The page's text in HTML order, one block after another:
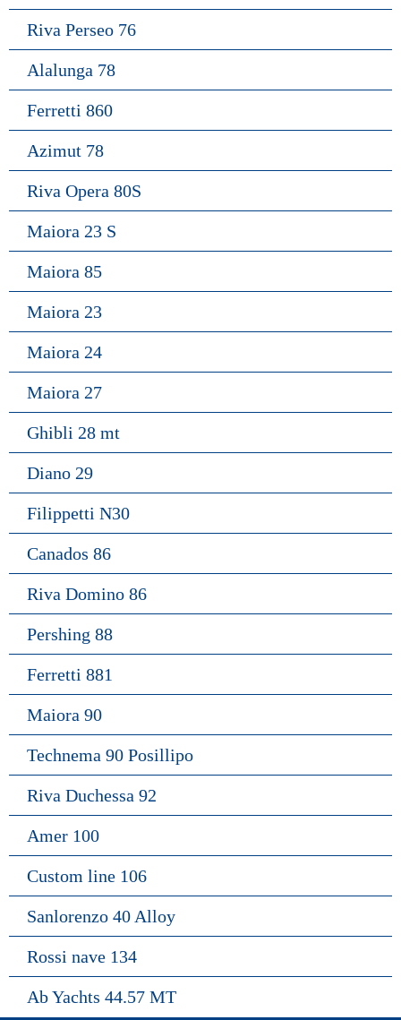
Riva Perseo 76
Alalunga 78
Ferretti 860
Azimut 78
Riva Opera 80S
Maiora 23 S
Maiora 85
Maiora 23
Maiora 24
Maiora 27
Ghibli 28 mt
Diano 29
Filippetti N30
Canados 86
Riva Domino 86
Pershing 88
Ferretti 881
Maiora 90
Technema 90 Posillipo
Riva Duchessa 92
Amer 100
Custom line 106
Sanlorenzo 40 Alloy
Rossi nave 134
Ab Yachts 44.57 MT